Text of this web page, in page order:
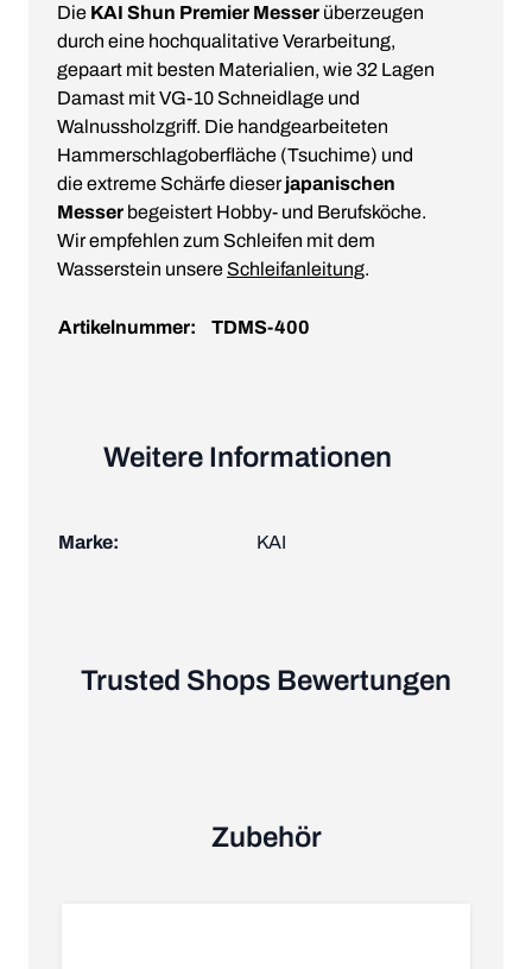
Die KAI Shun Premier Messer überzeugen
durch eine hochqualitative Verarbeitung,
gepaart mit besten Materialien, wie 32 Lagen
Damast mit VG-10 Schneidlage und
Walnussholzgriff. Die handgearbeiteten
Hammerschlagoberfläche (Tsuchime) und
die extreme Schärfe dieserjapanischen
Messer begeistert Hobby- und Berufsköche.
Wir empfehlen zum Schleifen mit dem
Wasserstein unsere Schleifanleitung.
Artikelnummer: TDMS-400
Weitere Informationen
Marke: KAI
Trusted Shops Bewertungen
Zubehör